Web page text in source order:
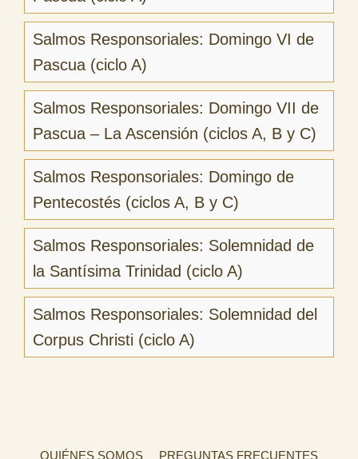
Salmos Responsoriales: Domingo VI de
Pascua (ciclo A)
Salmos Responsoriales: Domingo VII de
Pascua – La Ascensión (ciclos A, B y C)
Salmos Responsoriales: Domingo de
Pentecostés (ciclos A, B y C)
Salmos Responsoriales: Solemnidad de
la Santísima Trinidad (ciclo A)
Salmos Responsoriales: Solemnidad del
Corpus Christi (ciclo A)
QUIÉNES SOMOS PREGUNTAS FRECUENTES